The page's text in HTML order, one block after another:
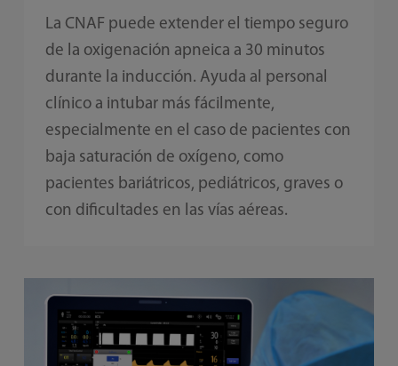
La CNAF puede extender el tiempo seguro
de la oxigenación apneica a 30 minutos
durante la inducción. Ayuda al personal
clínico a intubar más fácilmente,
especialmente en el caso de pacientes con
baja saturación de oxígeno, como
pacientes bariátricos, pediátricos, graves o
con dificultades en las vías aéreas.